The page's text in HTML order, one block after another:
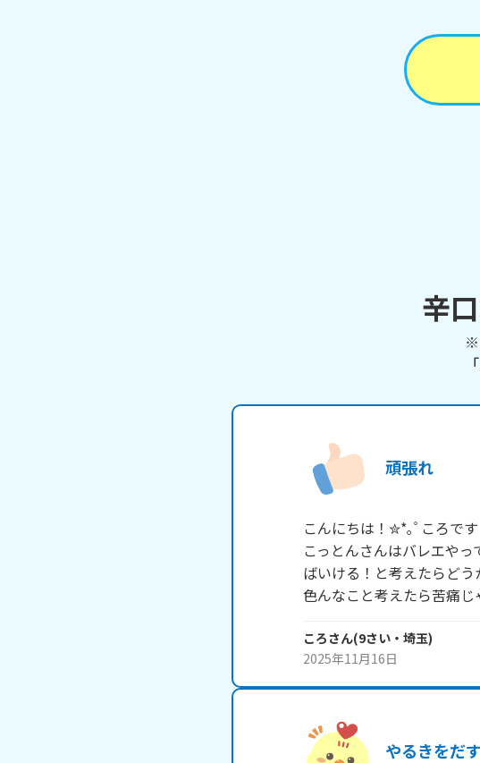
辛
※
頑張れ
こんにちは！✮*｡ﾟころです
こっとんさんはバレエや
ばいける！と考えたらどう
色んなこと考えたら苦痛じ
ころさん(9さい・ 埼玉)
2025年11月16日
やるきをだ